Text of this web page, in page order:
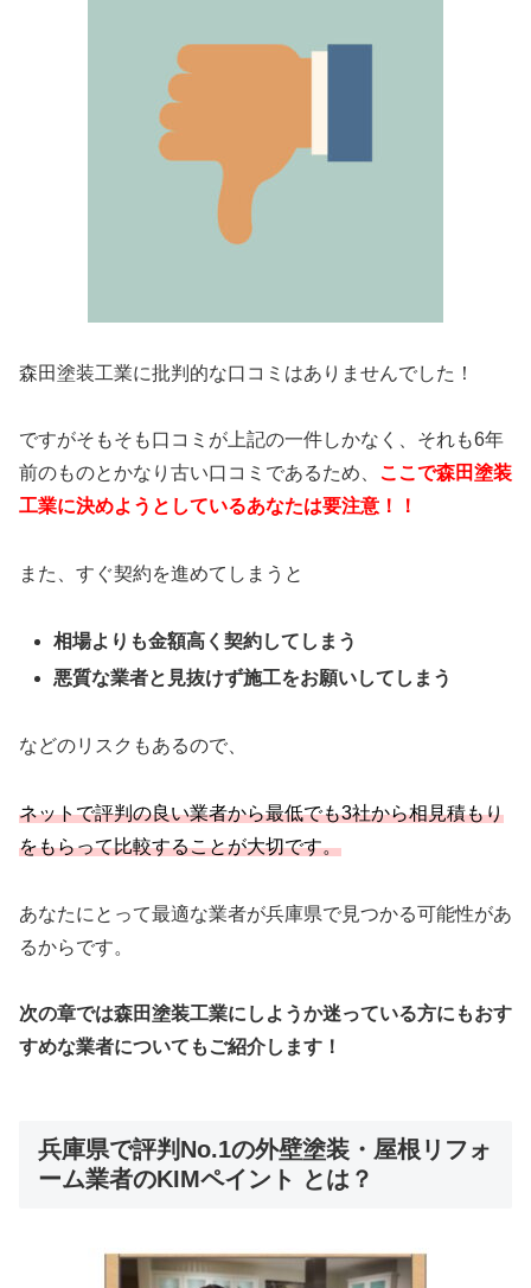
森田塗装工業に批判的な口コミはありませんでした！
ですがそもそも口コミが上記の一件しかなく、それも6年
前のものとかなり古い口コミであるため、 ここで森田塗装
工業に決めようとしているあなたは要注意！！
また、すぐ契約を進めてしまうと
相場よりも金額高く契約してしまう
悪質な業者と見抜けず施工をお願いしてしまう
などのリスクもあるので、
ネットで評判の良い業者から最低でも3社から相見積もり
をもらって比較することが大切です。
あなたにとって最適な業者が兵庫県で見つかる可能性があ
るからです。
次の章では森田塗装工業にしようか迷っている方にもおす
すめな業者についてもご紹介します！
兵庫県で評判No.1の外壁塗装・屋根リフォ
ーム業者のKIMペイント とは？